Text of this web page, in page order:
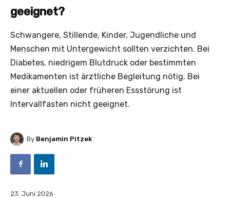
geeignet?
Schwangere, Stillende, Kinder, Jugendliche und
Menschen mit Untergewicht sollten verzichten. Bei
Diabetes, niedrigem Blutdruck oder bestimmten
Medikamenten ist ärztliche Begleitung nötig. Bei
einer aktuellen oder früheren Essstörung ist
Intervallfasten nicht geeignet.
By Benjamin Pitzek
23. Juni 2026